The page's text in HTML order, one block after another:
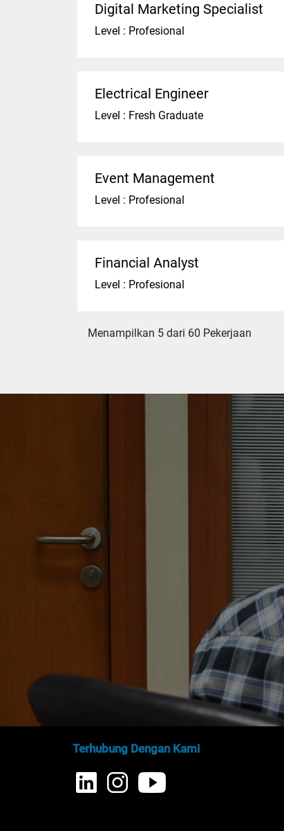
Digital Marketing Specialist
Level : Profesional
Electrical Engineer
Level : Fresh Graduate
Event Management
Level : Profesional
Financial Analyst
Level : Profesional
Menampilkan 5 dari 60 Pekerjaan
Terhubung Dengan Kami